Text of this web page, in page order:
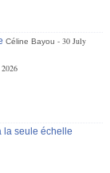
Céline Bayou
30 July
la seule échelle